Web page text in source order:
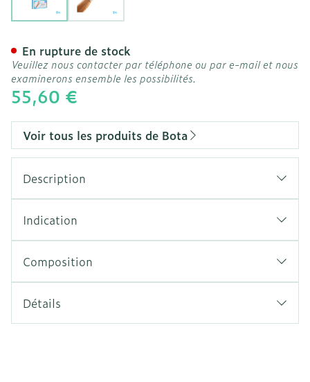
55,60 €
En rupture de stock
Veuillez nous contacter par téléphone ou par e-mail et nous
examinerons ensemble les possibilités.
Voir tous les produits de Bota
Description
Indication
Composition
Détails